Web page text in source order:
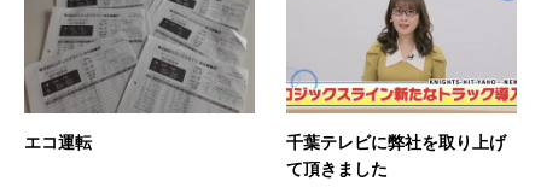
エコ運転
千葉テレビに弊社を取り上げ
て頂きました